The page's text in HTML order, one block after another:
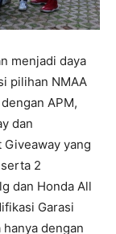
menjadi daya
pilihan NMAA
APM,
dan
Giveaway yang
2
dan Honda All
Garasi
dengan